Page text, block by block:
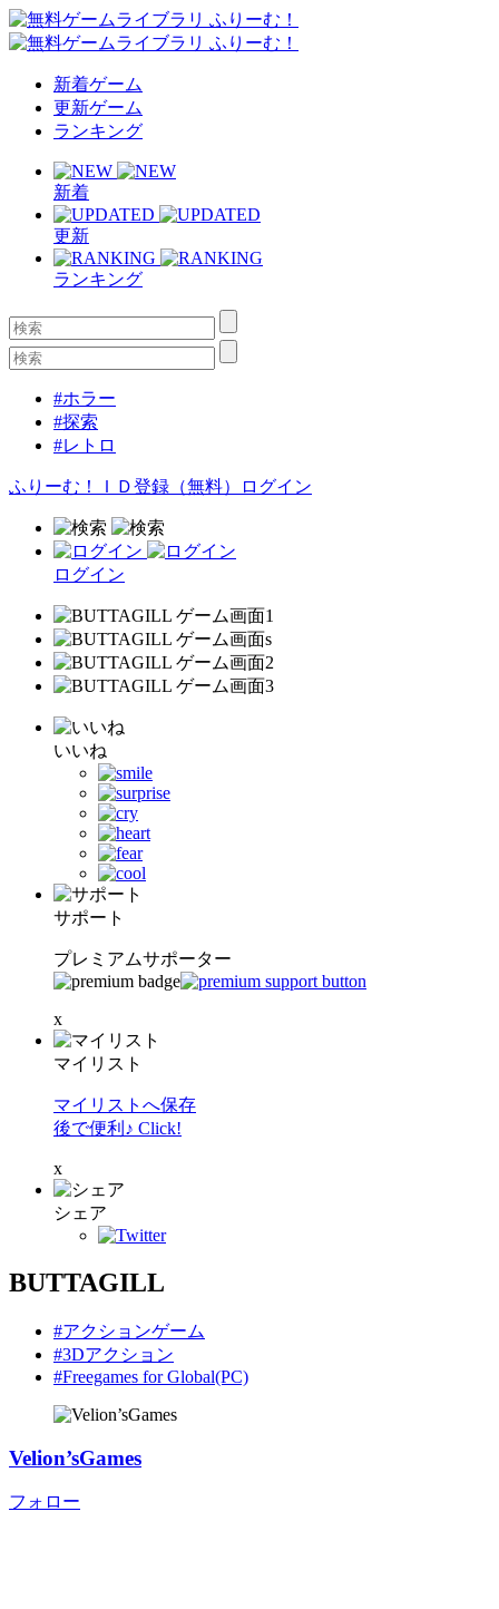
新着ゲーム
更新ゲーム
ランキング
新着
更新
ランキング
#ホラー
#探索
#レトロ
ふりーむ！ＩＤ登録（無料） ログイン
ログイン
いいね
サポート
プレミアムサポーター
x
マイリスト
マイリストへ保存
後で便利♪ Click!
x
シェア
BUTTAGILL
#アクションゲーム
#3Dアクション
#Freegames for Global(PC)
Velion’sGames
フォロー